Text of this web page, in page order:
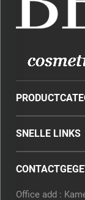
SNELLE LINKS
Office add :